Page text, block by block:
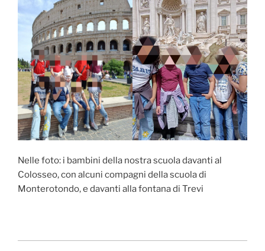
Nelle foto: i bambini della nostra scuola davanti al
Colosseo, con alcuni compagni della scuola di
Monterotondo, e davanti alla fontana di Trevi